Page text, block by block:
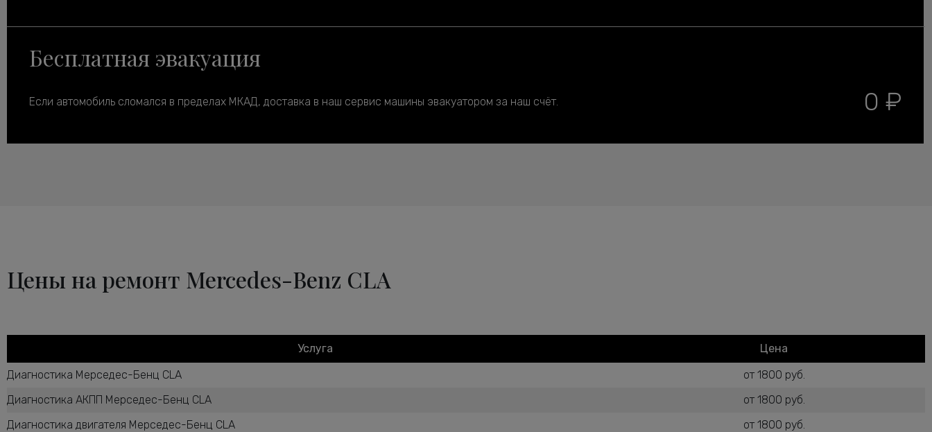
Бесплатная эвакуация
Если автомобиль сломался в пределах МКАД, доставка в наш сервис машины эвакуатором за наш счёт. 0 ₽
Цены на ремонт Mercedes-Benz CLA
Услуга
Цена
Диагностика Мерседес-Бенц CLA
от 1800 руб.
Диагностика АКПП Мерседес-Бенц CLA
от 1800 руб.
Диагностика двигателя Мерседес-Бенц CLA
от 1800 руб.